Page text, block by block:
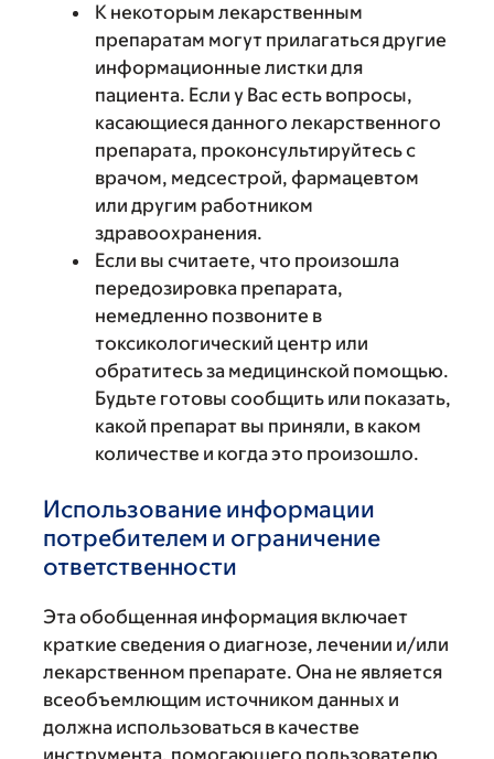
К некоторым лекарственным
препаратам могут прилагаться другие
информационные листки для
пациента. Если у Вас есть вопросы,
касающиеся данного лекарственного
препарата, проконсультируйтесь с
врачом, медсестрой, фармацевтом
или другим работником
здравоохранения.
Если вы считаете, что произошла
передозировка препарата,
немедленно позвоните в
токсикологический центр или
обратитесь за медицинской помощью.
Будьте готовы сообщить или показать,
какой препарат вы приняли, в каком
количестве и когда это произошло.
Использование информации
потребителем и ограничение
ответственности
Эта обобщенная информация включает
краткие сведения о диагнозе, лечении и/или
лекарственном препарате. Она не является
всеобъемлющим источником данных и
должна использоваться в качестве
инструмента, помогающего пользователю